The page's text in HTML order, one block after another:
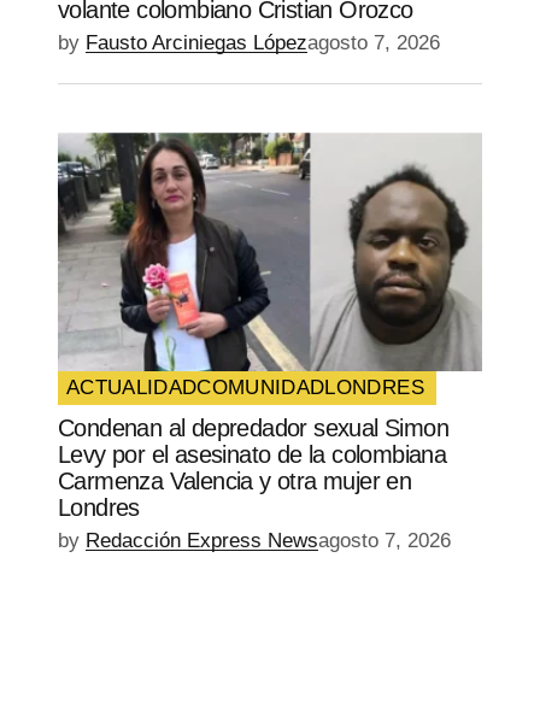
volante colombiano Cristian Orozco
by Fausto Arciniegas Lópezagosto 7, 2026
ACTUALIDADCOMUNIDADLONDRES
Condenan al depredador sexual Simon
Levy por el asesinato de la colombiana
Carmenza Valencia y otra mujer en
Londres
by Redacción Express Newsagosto 7, 2026